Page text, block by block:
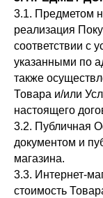
3.1. Предметом
реализация
соответствии с
указанными по
также
Товара и/или
настоящего
3.2. Публичная
документом и
магазина.
3.3. Интернет-
стоимость